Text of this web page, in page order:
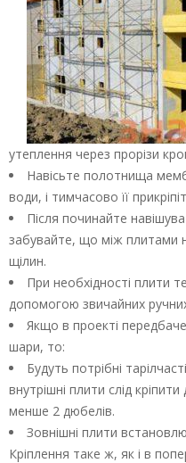
утеплення через прорізи
Навісьте полотнища
води, і тимчасово її
Після починайте
забувайте, що між плитами
щілин.
При необхідності плити
допомогою звичайних
Якщо в проекті
шари, то:
Будуть потрібні
внутрішні плити слід
менше 2 дюбелів.
Зовнішні плити
Кріплення таке ж, як і в